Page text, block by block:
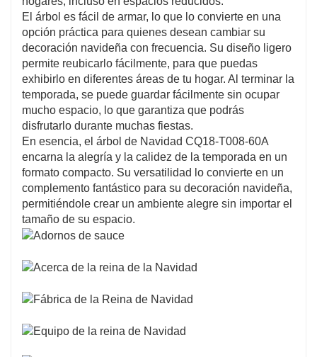
El árbol es fácil de armar, lo que lo convierte en una
opción práctica para quienes desean cambiar su
decoración navideña con frecuencia. Su diseño ligero
permite reubicarlo fácilmente, para que puedas
exhibirlo en diferentes áreas de tu hogar. Al terminar la
temporada, se puede guardar fácilmente sin ocupar
mucho espacio, lo que garantiza que podrás
disfrutarlo durante muchas fiestas.
En esencia, el árbol de Navidad CQ18-T008-60A
encarna la alegría y la calidez de la temporada en un
formato compacto. Su versatilidad lo convierte en un
complemento fantástico para su decoración navideña,
permitiéndole crear un ambiente alegre sin importar el
tamaño de su espacio.